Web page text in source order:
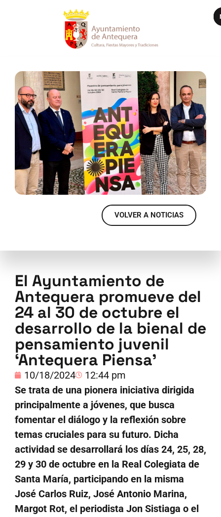
VER MÁS
VOLVER A NOTICIAS
El Ayuntamiento de
Antequera promueve del
24 al 30 de octubre el
desarrollo de la bienal de
pensamiento juvenil
‘Antequera Piensa’
10/18/2024
12:44 pm
Se trata de una pionera iniciativa dirigida
principalmente a jóvenes, que busca
fomentar el diálogo y la reflexión sobre
temas cruciales para su futuro. Dicha
actividad se desarrollará los días 24, 25, 28,
29 y 30 de octubre en la Real Colegiata de
Santa María, participando en la misma
José Carlos Ruiz, José Antonio Marina,
Margot Rot, el periodista Jon Sistiaga o el